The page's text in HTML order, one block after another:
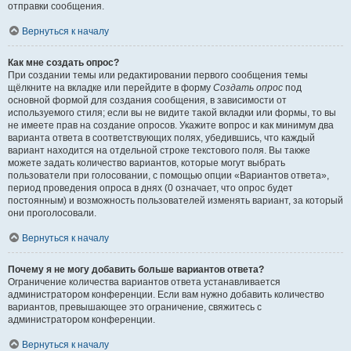
отправки сообщения.
Вернуться к началу
Как мне создать опрос?
При создании темы или редактировании первого сообщения темы
щёлкните на вкладке или перейдите в форму Создать опрос под
основной формой для создания сообщения, в зависимости от
используемого стиля; если вы не видите такой вкладки или формы, то вы
не имеете прав на создание опросов. Укажите вопрос и как минимум два
варианта ответа в соответствующих полях, убедившись, что каждый
вариант находится на отдельной строке текстового поля. Вы также
можете задать количество вариантов, которые могут выбрать
пользователи при голосовании, с помощью опции «Вариантов ответа»,
период проведения опроса в днях (0 означает, что опрос будет
постоянным) и возможность пользователей изменять вариант, за который
они проголосовали.
Вернуться к началу
Почему я не могу добавить больше вариантов ответа?
Ограничение количества вариантов ответа устанавливается
администратором конференции. Если вам нужно добавить количество
вариантов, превышающее это ограничение, свяжитесь с
администратором конференции.
Вернуться к началу